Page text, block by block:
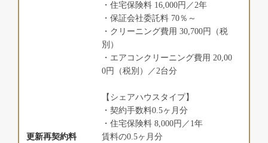
・住宅保険料 16,000円／2年
・保証会社委託料 70％～
・クリーニング費用 30,700円（税
別）
・エアコンクリーニング費用 20,00
0円（税別）／2台分
【シェアハウスタイプ】
・契約手数料0.5ヶ月分
・住宅保険料 8,000円／1年
更新再契約料
賃料の0.5ヶ月分